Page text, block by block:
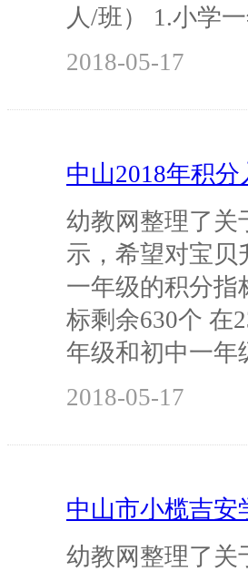
人/班） 1.小学
2018-05-17
中山2018年积
幼教网整理了关
示，希望对宝贝
一年级的积分指
标剩余630个 在
年级和初中一年
2018-05-17
中山市小榄吉安
幼教网整理了关